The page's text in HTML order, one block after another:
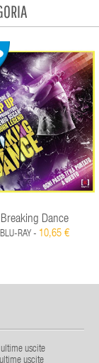
Breaking Dance
BLU-RAY - 10,65 €
uscite